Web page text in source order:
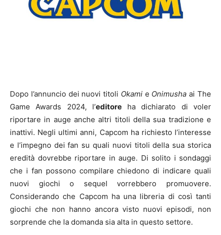
Dopo l’annuncio dei nuovi titoli Okamie Onimusha ai The
Game Awards 2024, l’editoreha dichiarato di voler
riportare in auge anche altri titoli della sua tradizione e
inattivi. Negli ultimi anni, Capcom ha richiesto l’interesse
e l’impegno dei fan su quali nuovi titoli della sua storica
eredità dovrebbe riportare in auge. Di solito i sondaggi
che i fan possono compilare chiedono di indicare quali
nuovi giochi o sequel vorrebbero promuovere.
Considerando che Capcom ha una libreria di così tanti
giochi che non hanno ancora visto nuovi episodi, non
sorprende che la domanda sia alta in questo settore.